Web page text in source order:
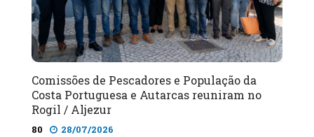
Comissões de Pescadores e População da
Costa Portuguesa e Autarcas reuniram no
Rogil / Aljezur
80 28/07/2026